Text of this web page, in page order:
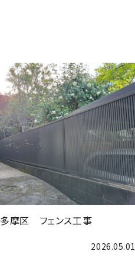
多摩区 フェンス工事
2026.05.01